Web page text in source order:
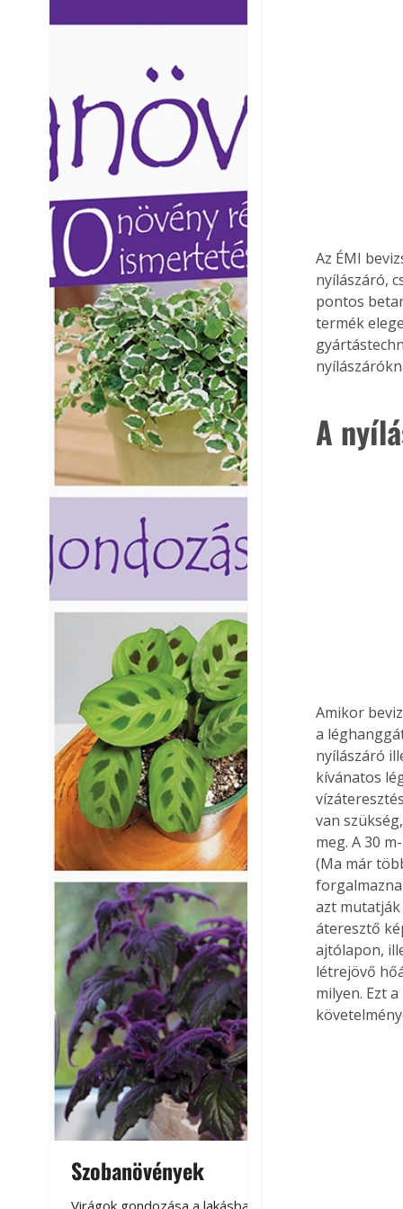
Szobanövények
Az ÉMI
nyílászáró,
pontos
termék
A
Amikor
a
nyílászáró
kívánatos
van
meg. A 30
(Ma már
azt
áteresztő
ajtólapon,
létrejövő
milyen. Ezt